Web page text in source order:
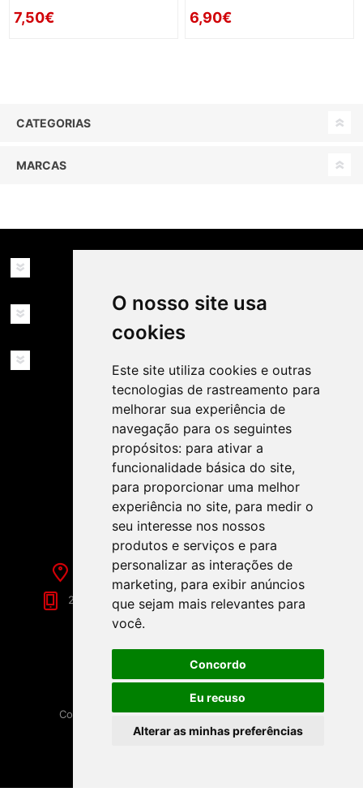
O nosso site usa
cookies
Este site utiliza cookies e outras
tecnologias de rastreamento para
melhorar sua experiência de
navegação para os seguintes
propósitos: para ativar a
funcionalidade básica do site,
para proporcionar uma melhor
experiência no site, para medir o
seu interesse nos nossos
produtos e serviços e para
personalizar as interações de
marketing, para exibir anúncios
que sejam mais relevantes para
você.
Concordo
Eu recuso
Alterar as minhas preferências
7,50€ 6,90€
CATEGORIAS
MARCAS
MINHA CONTA
SIGA-NOS NAS REDES SOCIAIS!
Rua de Évora, 70-C - Reguengos de Monsaraz
266 040 688 (Chamada para a Rede Fixa Nacional)
Copyright © 2026 Festamania. Todos os direitos
reservados.